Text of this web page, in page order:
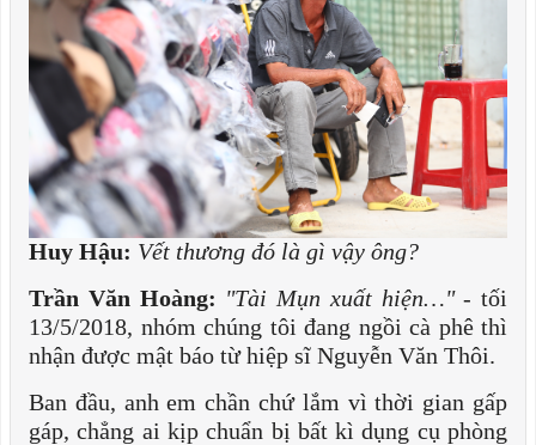
Huy Hậu: Vết thương đó là gì vậy ông?
Trần Văn Hoàng: "Tài Mụn xuất hiện…"- tối
13/5/2018, nhóm chúng tôi đang ngồi cà phê thì
nhận được mật báo từ hiệp sĩ Nguyễn Văn Thôi.
Ban đầu, anh em chần chứ lắm vì thời gian gấp
gáp, chẳng ai kịp chuẩn bị bất kì dụng cụ phòng